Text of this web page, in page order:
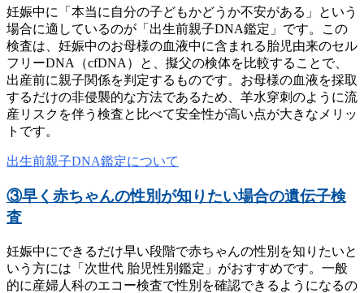
妊娠中に「本当に自分の子どもかどうか不安がある」という
場合に適しているのが「出生前親子DNA鑑定」です。この
検査は、妊娠中のお母様の血液中に含まれる胎児由来のセル
フリーDNA（cfDNA）と、擬父の検体を比較することで、
出産前に親子関係を判定するものです。お母様の血液を採取
するだけの非侵襲的な方法であるため、羊水穿刺のように流
産リスクを伴う検査と比べて安全性が高い点が大きなメリッ
トです。
出生前親子DNA鑑定について
③早く赤ちゃんの性別が知りたい場合の遺伝子検
査
妊娠中にできるだけ早い段階で赤ちゃんの性別を知りたいと
いう方には「次世代 胎児性別鑑定」がおすすめです。一般
的に産婦人科のエコー検査で性別を確認できるようになるの